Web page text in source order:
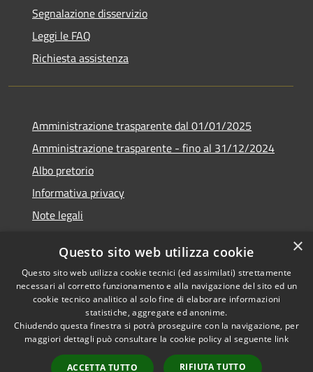
Segnalazione disservizio
Leggi le FAQ
Richiesta assistenza
Amministrazione trasparente dal 01/01/2025
Amministrazione trasparente - fino al 31/12/2024
Albo pretorio
Informativa privacy
Note legali
Piano di miglioramento del sito
RSS
Accessibilità
Copyright © 2026 • Comune di
Rubiera • Powered by
Municipium• Accesso
×
Questo sito web utilizza cookie
Questo sito web utilizza cookie tecnici (ed assimilati) strettamente
necessari al corretto funzionamento e alla navigazione del sito ed un
cookie tecnico analitico al solo fine di elaborare informazioni
statistiche, aggregate ed anonime.
Chiudendo questa finestra si potrà proseguire con la navigazione, per
maggiori dettagli può consultare la cookie policy al seguente link
ACCETTA TUTTO RIFIUTA TUTTO